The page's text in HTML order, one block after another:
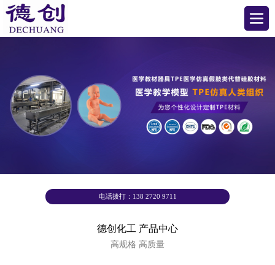
电话拨打：138 2720 9711
德创化工 产品中心
高规格 高质量